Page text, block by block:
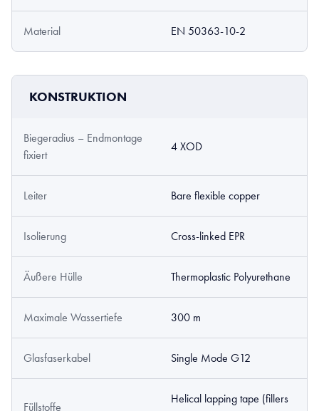
Material EN 50363-10-2
KONSTRUKTION
Biegeradius – Endmontage
fixiert
4 XOD
Leiter Bare flexible copper
Isolierung Cross-linked EPR
Äußere Hülle Thermoplastic Polyurethane
Maximale Wassertiefe 300 m
Glasfaserkabel Single Mode G12
Füllstoffe
Helical lapping tape (fillers